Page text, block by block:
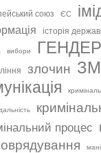
союз ЄС
історія
вибори ГЕНДЕР
злочин
процес